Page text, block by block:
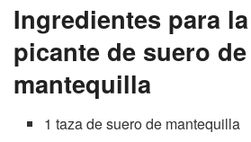
Ingredientes para
picante de suero de
mantequilla
1 taza de suero de mantequilla